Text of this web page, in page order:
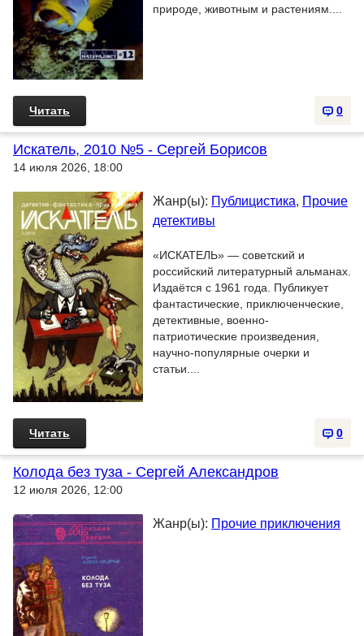
природе, животным и растениям....
0
Читать
Искатель, 2010 №5 - Сергей Борисов
14 июля 2026, 18:00
Жанр(ы): Публицистика, Прочие
детективы
«ИСКАТЕЛЬ» — советский и
российский литературный альманах.
Издаётся с 1961 года. Публикует
фантастические, приключенческие,
детективные, военно-
патриотические произведения,
научно-популярные очерки и
статьи....
0
Читать
Колода без туза - Сергей Александров
12 июля 2026, 12:00
Жанр(ы): Прочие приключения